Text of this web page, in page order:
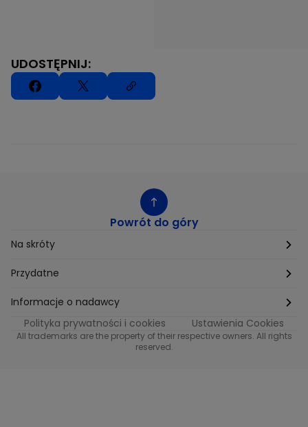
UDOSTĘPNIJ:
Powrót do góry
Na skróty
Etyka
Supplier Diversity
Polityka podatkowa
Przydatne
Biuro Prasowe
Biuro Reklamy
Informacje o nadawcy
Informacje o nadawcy programu METRO
Polityka prywatności i cookies Ustawienia Cookies
All trademarks are the property of their respective owners. All rights
reserved.